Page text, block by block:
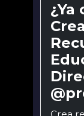
¿Ya